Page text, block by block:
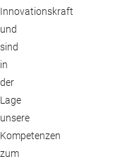
Innovationskraft
und
sind
in
der
Lage
unsere
Kompetenzen
zum